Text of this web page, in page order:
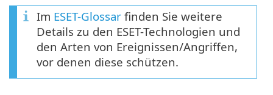
Im ESET-Glossar finden Sie weitere
Details zu den ESET-Technologien und
den Arten von Ereignissen/Angriffen,
vor denen diese schützen.